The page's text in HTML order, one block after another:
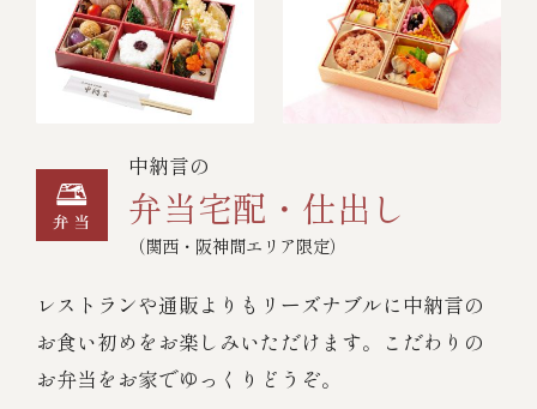
中納言の
弁当宅配・仕出し
（関西・阪神間エリア限定）
レストランや通販よりもリーズナブルに中納言の
お食い初めをお楽しみいただけます。こだわりの
お弁当をお家でゆっくりどうぞ。